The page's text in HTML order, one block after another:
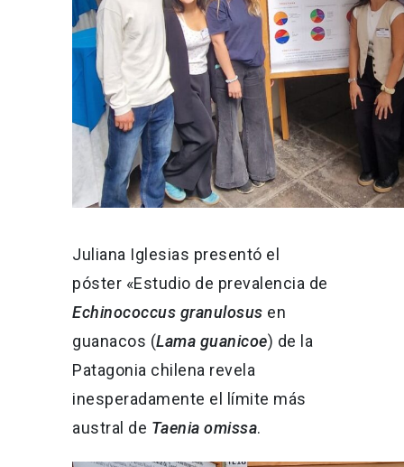
Juliana Iglesias presentó el
póster «Estudio de prevalencia de
Echinococcus granulosus en
guanacos (Lama guanicoe) de la
Patagonia chilena revela
inesperadamente el límite más
austral de Taenia omissa.